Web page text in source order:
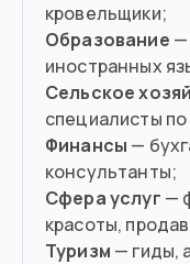
Образование —
Сельское
Финансы —
Сфера услуг —
Туризм — гиды,